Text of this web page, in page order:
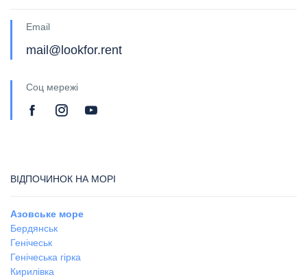
Email
mail@lookfor.rent
Соц мережі
ВІДПОЧИНОК НА МОРІ
Азовське море
Бердянськ
Генічеськ
Генічеська гірка
Кирилівка